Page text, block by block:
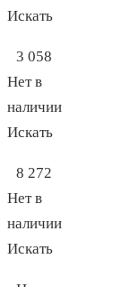
Искать
3 058
Нет в
наличии
Искать
8 272
Нет в
наличии
Искать